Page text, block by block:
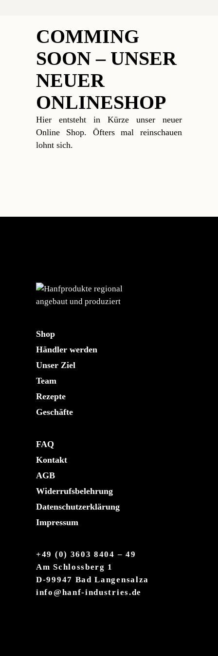
COMMING
SOON – UNSER
NEUER
ONLINESHOP
Hier entsteht in Kürze unser neuer
Online Shop. Öfters mal reinschauen
lohnt sich.
Shop
Händler werden
Unser Ziel
Team
Rezepte
Geschäfte
FAQ
Kontakt
AGB
Widerrufsbelehrung
Datenschutzerklärung
Impressum
+49 (0) 3603 8404 – 49
Am Schlossberg 1
D-99947 Bad Langensalza
info@hanf-industries.de